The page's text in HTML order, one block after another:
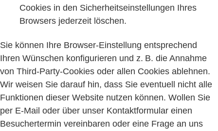
Cookies in den Sicherheitseinstellungen Ihres
Browsers jederzeit löschen.
Sie können Ihre Browser-Einstellung entsprechend
Ihren Wünschen konfigurieren und z. B. die Annahme
von Third-Party-Cookies oder allen Cookies ablehnen.
Wir weisen Sie darauf hin, dass Sie eventuell nicht alle
Funktionen dieser Website nutzen können. Wollen Sie
per E-Mail oder über unser Kontaktformular einen
Besuchertermin vereinbaren oder eine Frage an uns